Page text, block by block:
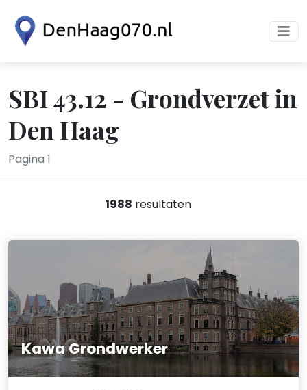
SBI 43.12 - Grondverzet in
Den Haag
Pagina 1
1988 resultaten
Kawa Grondwerker